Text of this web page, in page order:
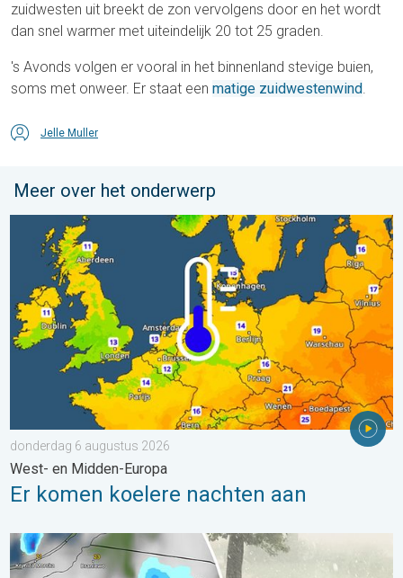
zuidwesten uit breekt de zon vervolgens door en het wordt
dan snel warmer met uiteindelijk 20 tot 25 graden.
's Avonds volgen er vooral in het binnenland stevige buien,
soms met onweer. Er staat een matige zuidwestenwind.
Jelle Muller
Meer over het onderwerp
Er komen koelere nachten aan. West- en Midden-Europa. . .
donderdag 6 augustus 2026
West- en Midden-Europa
Er komen koelere nachten aan
Hagel als tennisballen in Polen. Zwaar onweer treft steden. . .